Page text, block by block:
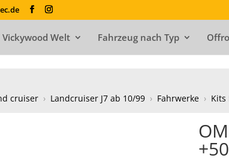
Vickywood Welt Fahrzeug nach Typ
cruiser › Landcruiser J7 ab 10/99 › Fahrwerke › Kits